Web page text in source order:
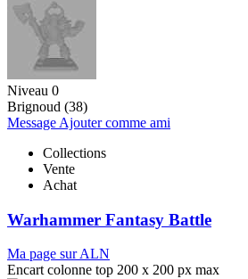
Niveau 0
Brignoud (38)
Message Ajouter comme ami
Collections
Vente
Achat
Warhammer Fantasy Battle
Ma page sur ALN
Encart colonne top 200 x 200 px max